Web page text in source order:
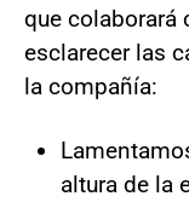
que colaborará
esclarecer las
la compañía:
altura de la